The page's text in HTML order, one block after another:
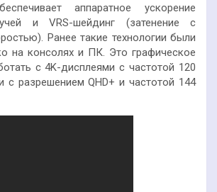
аппаратное ускорение
и VRS-шейдинг (затенение с
Ранее такие технологии были
на консолях и ПК. Это графическое
с 4K-дисплеями с частотой 120
с разрешением QHD+ и частотой 144